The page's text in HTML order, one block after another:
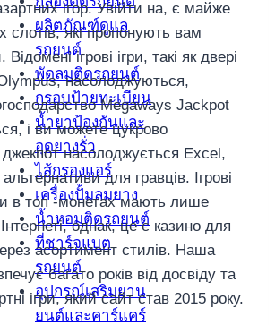
ผลิตภัณฑ์ดูแล
รถยนต์
พัดลมติดรถยนต์
กรอบป้ายทะเบียน
น้ำยาป้องกันและ
อุดยางรั่ว
ไส้กรองแอร์
เครื่องปั้มลมยาง
น้ำหอมติดรถยนต์
ที่ชาร์จแบต
รถยนต์
อุปกรณ์เสริมยาน
ยนต์และคาร์แคร์
ігор. Увійти на, є майже
слотів, які пропонують вам
ігрові ігри, такі як двері
насолоджуються,
Megaways Jackpot
і ви можете цукрово
джекпот насолоджується Excel,
для гравців. Ігрові
в топ -монетах мають лише
однак, це є казино для
асортимент стилів. Наша
багато років від досвіду та
ігри, який сайт став 2015 року.